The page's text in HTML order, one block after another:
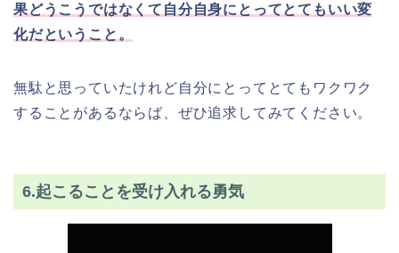
果どうこうではなくて自分自身にとってとてもいい変
化だということ。
無駄と思っていたけれど自分にとってとてもワクワク
することがあるならば、ぜひ追求してみてください。
6.起こることを受け入れる勇気